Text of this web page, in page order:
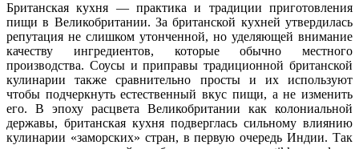
Британская кухня — практика и традиции приготовления
пищи в Великобритании. За британской кухней утвердилась
репутация не слишком утонченной, но уделяющей внимание
качеству ингредиентов, которые обычно местного
производства. Соусы и приправы традиционной британской
кулинарии также сравнительно просты и их используют
чтобы подчеркнуть естественный вкус пищи, а не изменить
его. В эпоху расцвета Великобритании как колониальной
державы, британская кухня подверглась сильному влиянию
кулинарии «заморских» стран, в первую очередь Индии. Так